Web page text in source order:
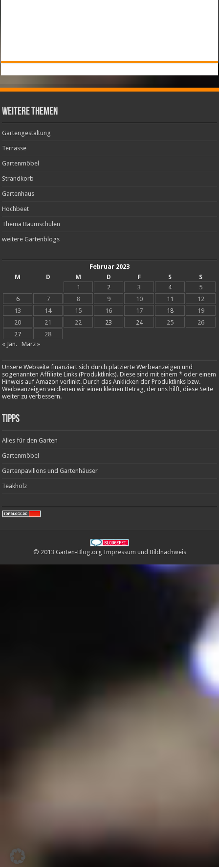
weitere Themen
Gartengestaltung
Terrasse
Gartenmöbel
Strandkorb
Gartenhaus
Hochbeet
Thema Baumschulen
weitere Gartenblogs
Februar 2023
M
D M D F S
S
1
2 3 4
5
6
7 8 9 10 11
12
13
14 15 16 17 18
19
20
21 22 23 24 25
26
27
28
« Jan.
März »
Unsere Webseite finanziert sich durch platzierte Werbeanzeigen und
sogenannten Affiliate Links (Produktlinks). Diese sind mit einem * oder einem
Hinweis auf Amazon verlinkt. Durch das Anklicken der Produktlinks bzw.
Werbeanzeigen verdienen wir einen kleinen Betrag, der uns hilft, diese Seite
weiter zu verbessern.
Tipps
Alles für den Garten
Gartenmöbel
Gartenpavillons und Gartenhäuser
Teakholz
© 2013 Garten-Blog.org Impressum und Bildnachweis